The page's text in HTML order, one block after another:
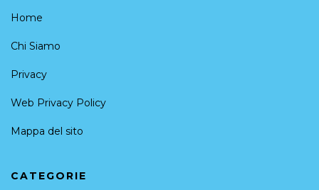
Home
Chi Siamo
Privacy
Web Privacy Policy
Mappa del sito
CATEGORIE